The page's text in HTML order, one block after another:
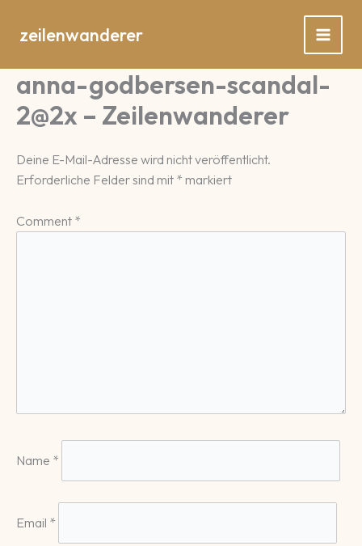
Inhaltzeilenwanderer
anna-godbersen-scandal-
2@2x – Zeilenwanderer
Deine E-Mail-Adresse wird nicht veröffentlicht.
Erforderliche Felder sind mit * markiert
Comment *
Name *
Email *